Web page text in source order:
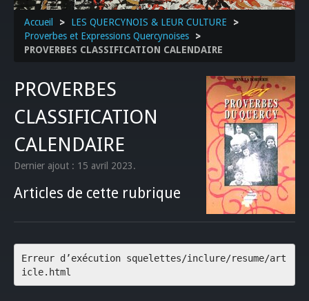
>>
Accueil > LES QUERCYNOIS & LEUR CULTURE
>
Proverbes et Expressions Quercynoises
>
PROVERBES CLASSIFICATION CALENDAIRE
PROVERBES
CLASSIFICATION
CALENDAIRE
Dernier ajout : 15 avril 2023.
Articles de cette rubrique
Erreur d’exécution squelettes/inclure/resume/art
icle.html